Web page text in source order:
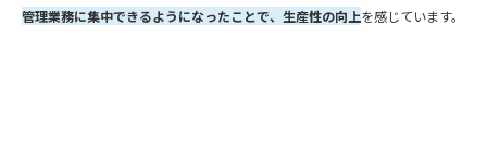
管理業務に集中できるようになったことで、生産性の向上を感じています。